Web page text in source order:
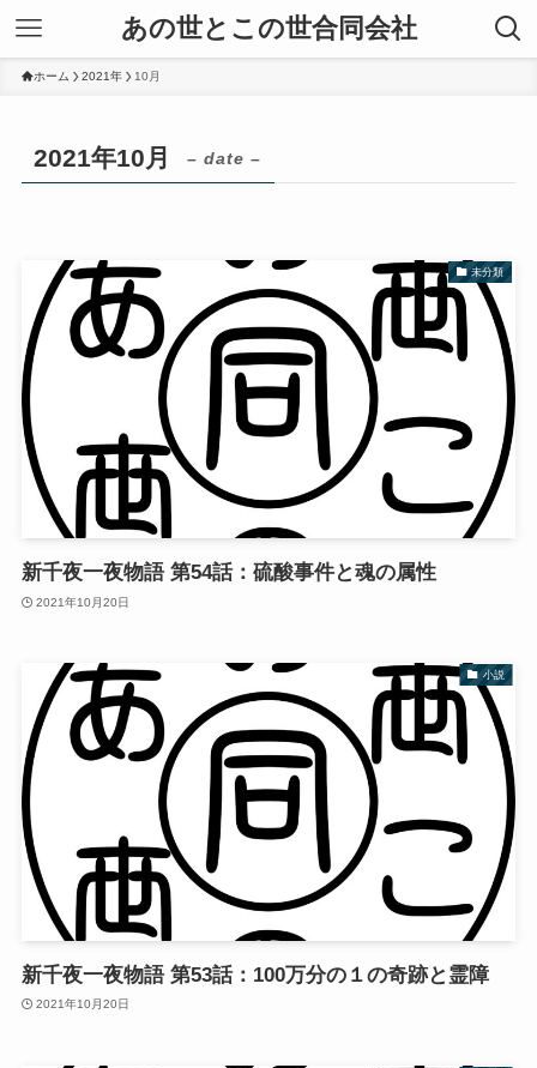
あの世とこの世合同会社
ホーム 2021年 10月
2021年10月 – date –
未分類
新千夜一夜物語 第54話：硫酸事件と魂の属性
2021年10月20日
小説
新千夜一夜物語 第53話：100万分の１の奇跡と霊障
2021年10月20日